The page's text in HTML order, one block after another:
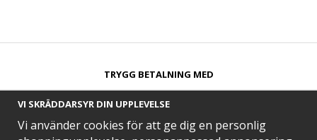
TRYGG BETALNING MED​
VI SKRÄDDARSYR DIN UPPLEVELSE
Vi använder cookies för att ge dig en personlig